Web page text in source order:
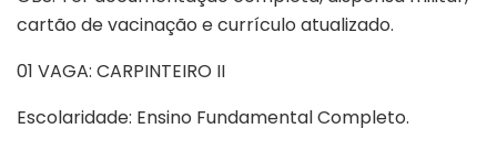
cartão de vacinação e currículo atualizado.
01 VAGA: CARPINTEIRO II
Escolaridade: Ensino Fundamental Completo.